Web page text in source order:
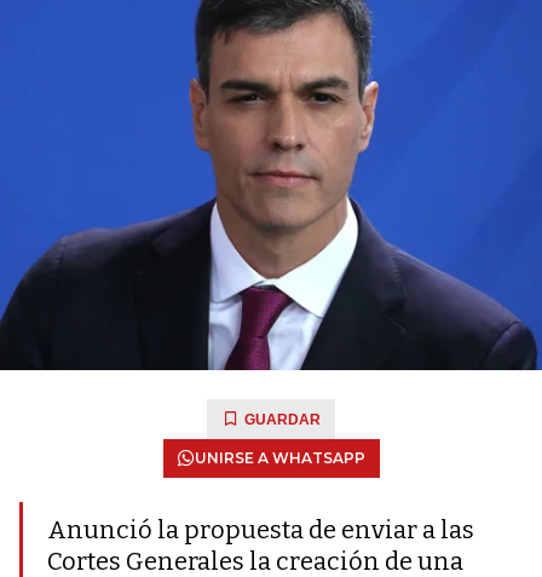
GUARDAR
UNIRSE A WHATSAPP
Anunció la propuesta de enviar a las
Cortes Generales la creación de una